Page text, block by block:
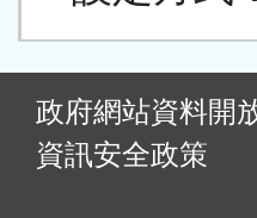
政府網站資料開
資訊安全政策